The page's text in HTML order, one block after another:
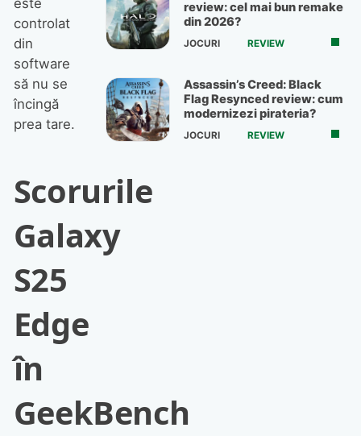
este
controlat
din
software
să nu se
încingă
prea tare.
Scorurile
Galaxy
S25
Edge
în
GeekBench
review: cel mai bun remake
din 2026?
JOCURI REVIEW
Assassin’s Creed: Black
Flag Resynced review: cum
modernizezi pirateria?
JOCURI REVIEW